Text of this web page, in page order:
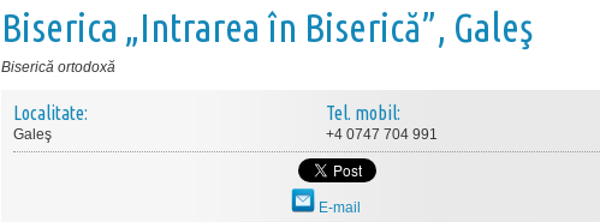
Biserica „Intrarea în Biserică”, Galeş
Biserică ortodoxă
Localitate:
Galeş
Tel. mobil:
+4 0747 704 991
E-mail